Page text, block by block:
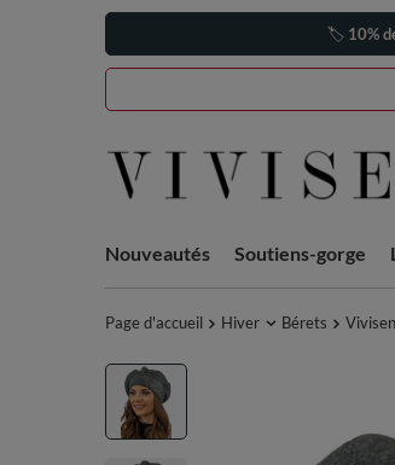
🏷️ 10%
Nouveautés Soutiens-gorge
Page d'accueil Hiver Bérets